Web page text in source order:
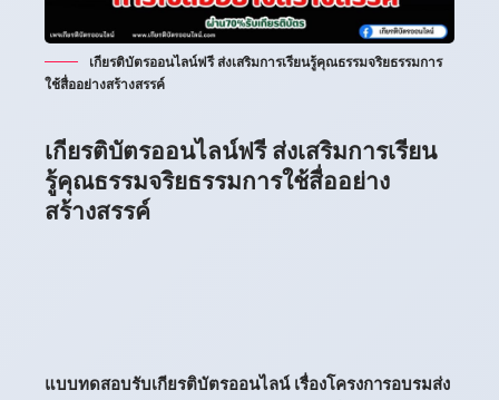
เกียรติบัตรออนไลน์ฟรี ส่งเสริมการเรียนรู้คุณธรรมจริยธรรมการ
ใช้สื่ออย่างสร้างสรรค์
เกียรติบัตรออนไลน์ฟรี ส่งเสริมการเรียน
รู้คุณธรรมจริยธรรมการใช้สื่ออย่าง
สร้างสรรค์
แบบทดสอบรับเกียรติบัตรออนไลน์ เรื่องโครงการอบรมส่ง